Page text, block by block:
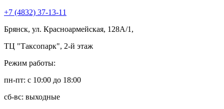
+7 (4832) 37-13-11
Брянск, ул. Красноармейская, 128А/1,
ТЦ "Таксопарк", 2-й этаж
Режим работы:
пн-пт: c 10:00 до 18:00
сб-вс: выходные